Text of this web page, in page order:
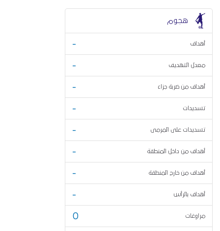
هجوم
أهداف -
معدل التهديف -
أهداف من ضربة جزاء -
تسديدات -
تسديدات على المرمى -
أهداف من داخل المنطقة -
أهداف من خارج المنطقة -
أهداف بالرأس -
مراوغات 0